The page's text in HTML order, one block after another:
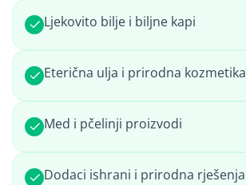
Ljekovito bilje i biljne kapi
Eterična ulja i prirodna kozmetika
Med i pčelinji proizvodi
Dodaci ishrani i prirodna rješenja